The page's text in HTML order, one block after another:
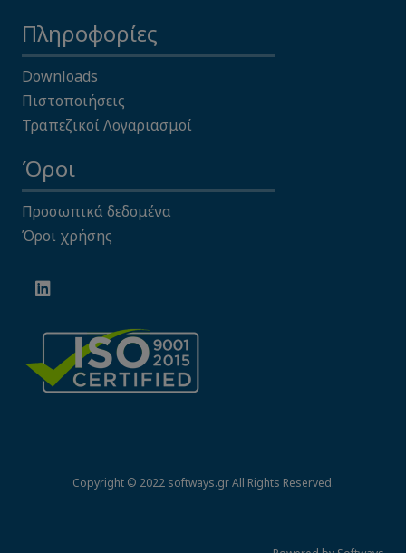
Πληροφορίες
Downloads
Πιστοποιήσεις
Τραπεζικοί Λογαριασμοί
Όροι
Προσωπικά δεδομένα
Όροι χρήσης
Copyright © 2022 softways.gr All Rights Reserved.